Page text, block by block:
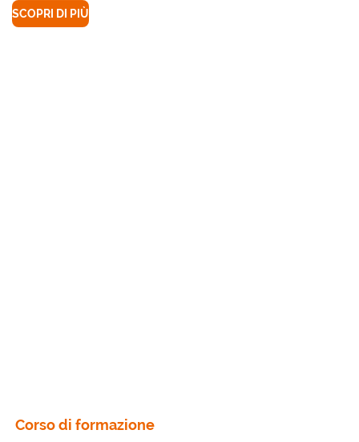
SCOPRI DI PIÙ
Corso di formazione